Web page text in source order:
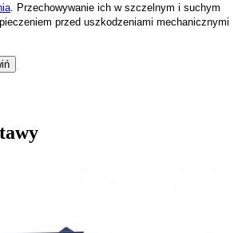
. Przechowywanie ich w szczelnym i suchym
przed uszkodzeniami mechanicznymi